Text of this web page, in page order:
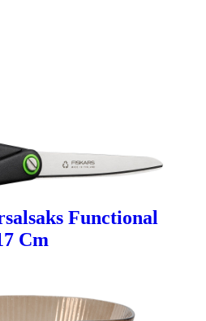
Functional
Cm